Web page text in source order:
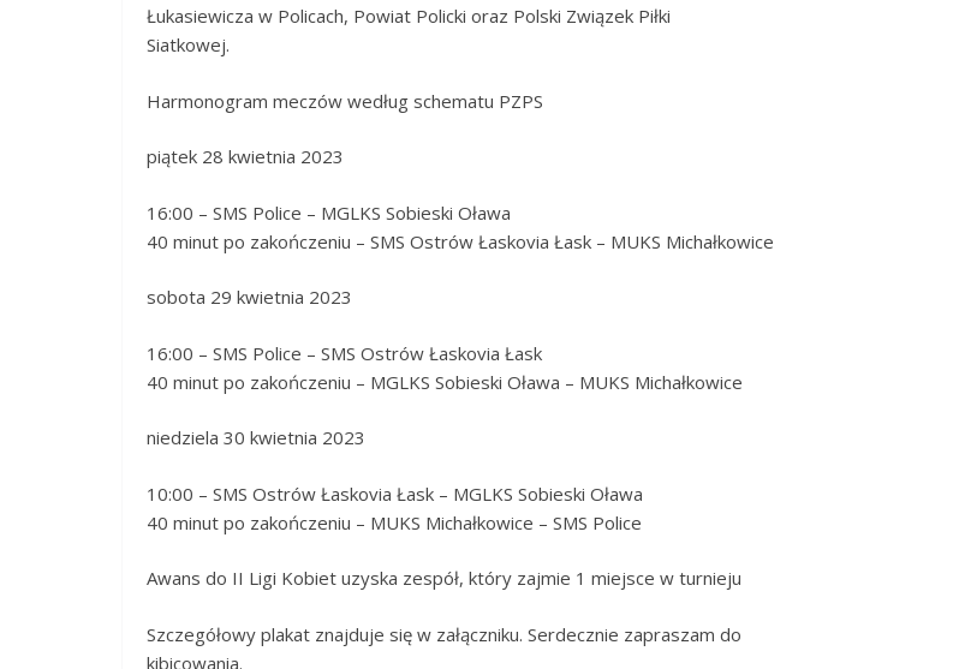
Łukasiewicza w Policach, Powiat Policki oraz Polski Związek Piłki
Siatkowej.
Harmonogram meczów według schematu PZPS
piątek 28 kwietnia 2023
16:00 – SMS Police – MGLKS Sobieski Oława
40 minut po zakończeniu – SMS Ostrów Łaskovia Łask – MUKS Michałkowice
sobota 29 kwietnia 2023
16:00 – SMS Police – SMS Ostrów Łaskovia Łask
40 minut po zakończeniu – MGLKS Sobieski Oława – MUKS Michałkowice
niedziela 30 kwietnia 2023
10:00 – SMS Ostrów Łaskovia Łask – MGLKS Sobieski Oława
40 minut po zakończeniu – MUKS Michałkowice – SMS Police
Awans do II Ligi Kobiet uzyska zespół, który zajmie 1 miejsce w turnieju
Szczegółowy plakat znajduje się w załączniku. Serdecznie zapraszam do
kibicowania.